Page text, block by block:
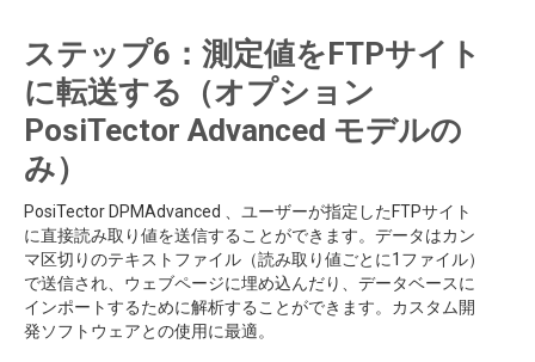
ステップ6：測定値をFTPサイト
に転送する（オプション
PosiTector Advanced モデルの
み）
PosiTector DPMAdvanced 、ユーザーが指定したFTPサイト
に直接読み取り値を送信することができます。データはカン
マ区切りのテキストファイル（読み取り値ごとに1ファイル）
で送信され、ウェブページに埋め込んだり、データベースに
インポートするために解析することができます。カスタム開
発ソフトウェアとの使用に最適。